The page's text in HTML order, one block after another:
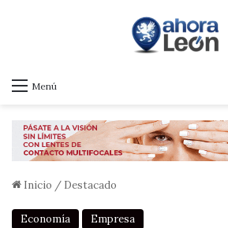
Menú
Inicio / Destacado
Economía Empresa